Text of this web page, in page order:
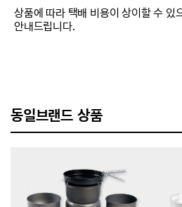
상품에 따라 택배 비용이 상이할 수 있
안내드립니다.
동일브랜드 상품